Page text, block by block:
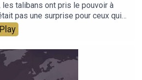
les talibans ont pris le pouvoir à
pas une surprise pour ceux qui
pays et qui avaient étudié son
deux cartes, Jean-Baptiste Noé
et montre comment la
permet d'étoffer
Play